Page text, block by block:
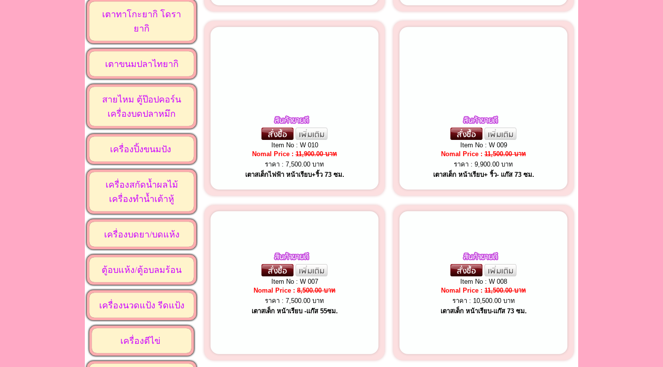
เตาทาโกะยากิ โดรา
ยากิ
เตาขนมปลาไทยากิ
สายไหม ตู้ป๊อปคอร์น
เครื่องบดปลาหมึก
เครื่องปิ้งขนมปัง
เครื่องสกัดน้ำผลไม้
เครื่องทำน้ำเต้าหู้
เครื่องบดยา/บดแห้ง
ตู้อบแห้ง/ตู้อบลมร้อน
เครื่องนวดแป้ง รีดแป้ง
เครื่องตีไข่
Item No : W 010
Nomal Price : 11,900.00 บาท
ราคา : 7,500.00 บาท
เตาสเต็กไฟฟ้า หน้าเรียบ+ริ้ว 73 ซม.
Item No : W 009
Nomal Price : 11,500.00 บาท
ราคา : 9,900.00 บาท
เตาสเต็ก หน้าเรียบ+ ริ้ว- แก๊ส 73 ซม.
Item No : W 007
Nomal Price : 8,500.00 บาท
ราคา : 7,500.00 บาท
เตาสเต็ก หน้าเรียบ -แก๊ส 55ซม.
Item No : W 008
Nomal Price : 11,500.00 บาท
ราคา : 10,500.00 บาท
เตาสเต็ก หน้าเรียบ-แก๊ส 73 ซม.